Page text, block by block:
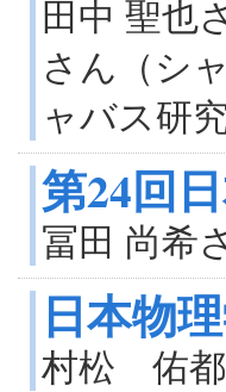
田中 聖也
さん（シ
ャバス研
第24回
冨田 尚希
日本物
村松 佑都